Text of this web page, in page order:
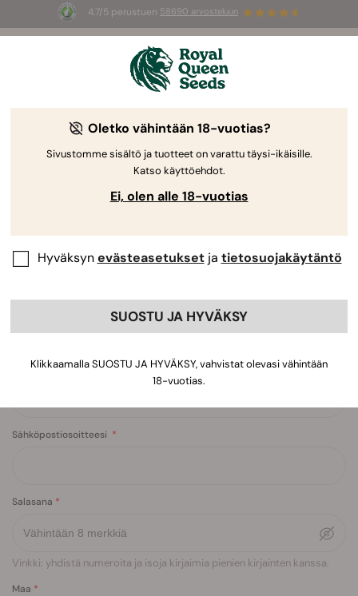
4.7/5 perustuen 58690 arvosteluun
Kasvata liiketoimintaasi
tukkukeskuksen avulla
Saat käyttöösi maailman parhaat kannabiksen siemenet,
Do you already have an account?
Log in to Wholesale Center
Nimesi
Sähköpostiosoitteesi
Salasana
Vinkki: yhdistä numeroita ja isoja kirjaimia pienien kirjainten kanssa.
Maa
Oletko vähintään 18-vuotias?
Sivustomme sisältö ja tuotteet on varattu täysi-ikäisille.
Katso käyttöehdot.
Ei, olen alle 18-vuotias
Hyväksynevästeasetuksetja tietosuojakäytäntö
SUOSTU JA HYVÄKSY
Klikkaamalla SUOSTU JA HYVÄKSY, vahvistat olevasi vähintään
18-vuotias.